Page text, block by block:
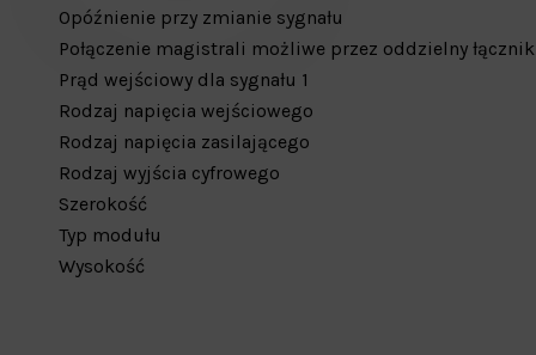
Opóźnienie przy zmianie sygnału
Połączenie magistrali możliwe przez oddzielny łącznik
Prąd wejściowy dla sygnału 1
Rodzaj napięcia wejściowego
Rodzaj napięcia zasilającego
Rodzaj wyjścia cyfrowego
Szerokość
Typ modułu
Wysokość